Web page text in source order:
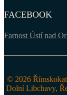
FACEBOOK
Farnost Ústí nad
© 2026
Dolní Libchavy,